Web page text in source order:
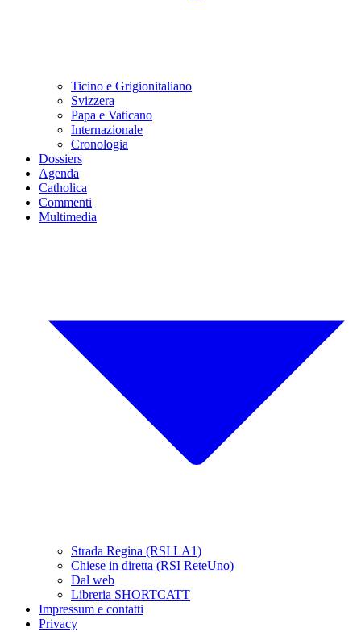
Ticino e Grigionitaliano
Svizzera
Papa e Vaticano
Internazionale
Cronologia
Dossiers
Agenda
Catholica
Commenti
Multimedia
Strada Regina (RSI LA1)
Chiese in diretta (RSI ReteUno)
Dal web
Libreria SHORTCATT
Impressum e contatti
Privacy